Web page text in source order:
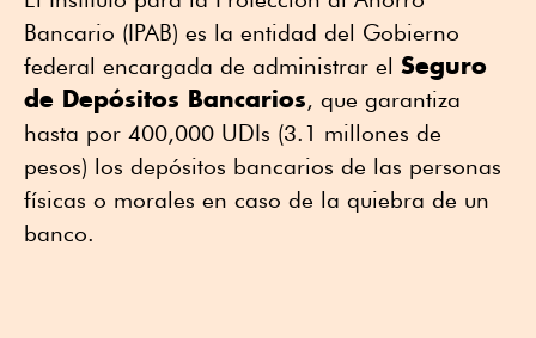
Bancario (IPAB) es la entidad del Gobierno
federal encargada de administrar el Seguro
de Depósitos Bancarios, que garantiza
hasta por 400,000 UDIs (3.1 millones de
pesos) los depósitos bancarios de las personas
físicas o morales en caso de la quiebra de un
banco.